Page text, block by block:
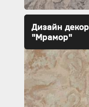
Дизайн
"Мрамор"